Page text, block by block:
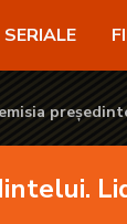
la niciun
SERIALE